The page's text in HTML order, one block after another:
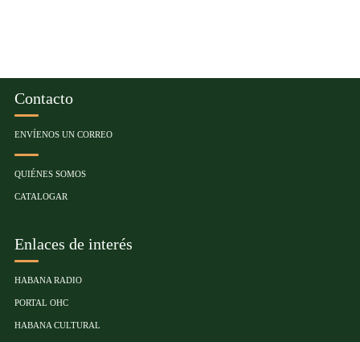
Contacto
ENVÍENOS UN CORREO
QUIÉNES SOMOS
CATALOGAR
Enlaces de interés
HABANA RADIO
PORTAL OHC
HABANA CULTURAL